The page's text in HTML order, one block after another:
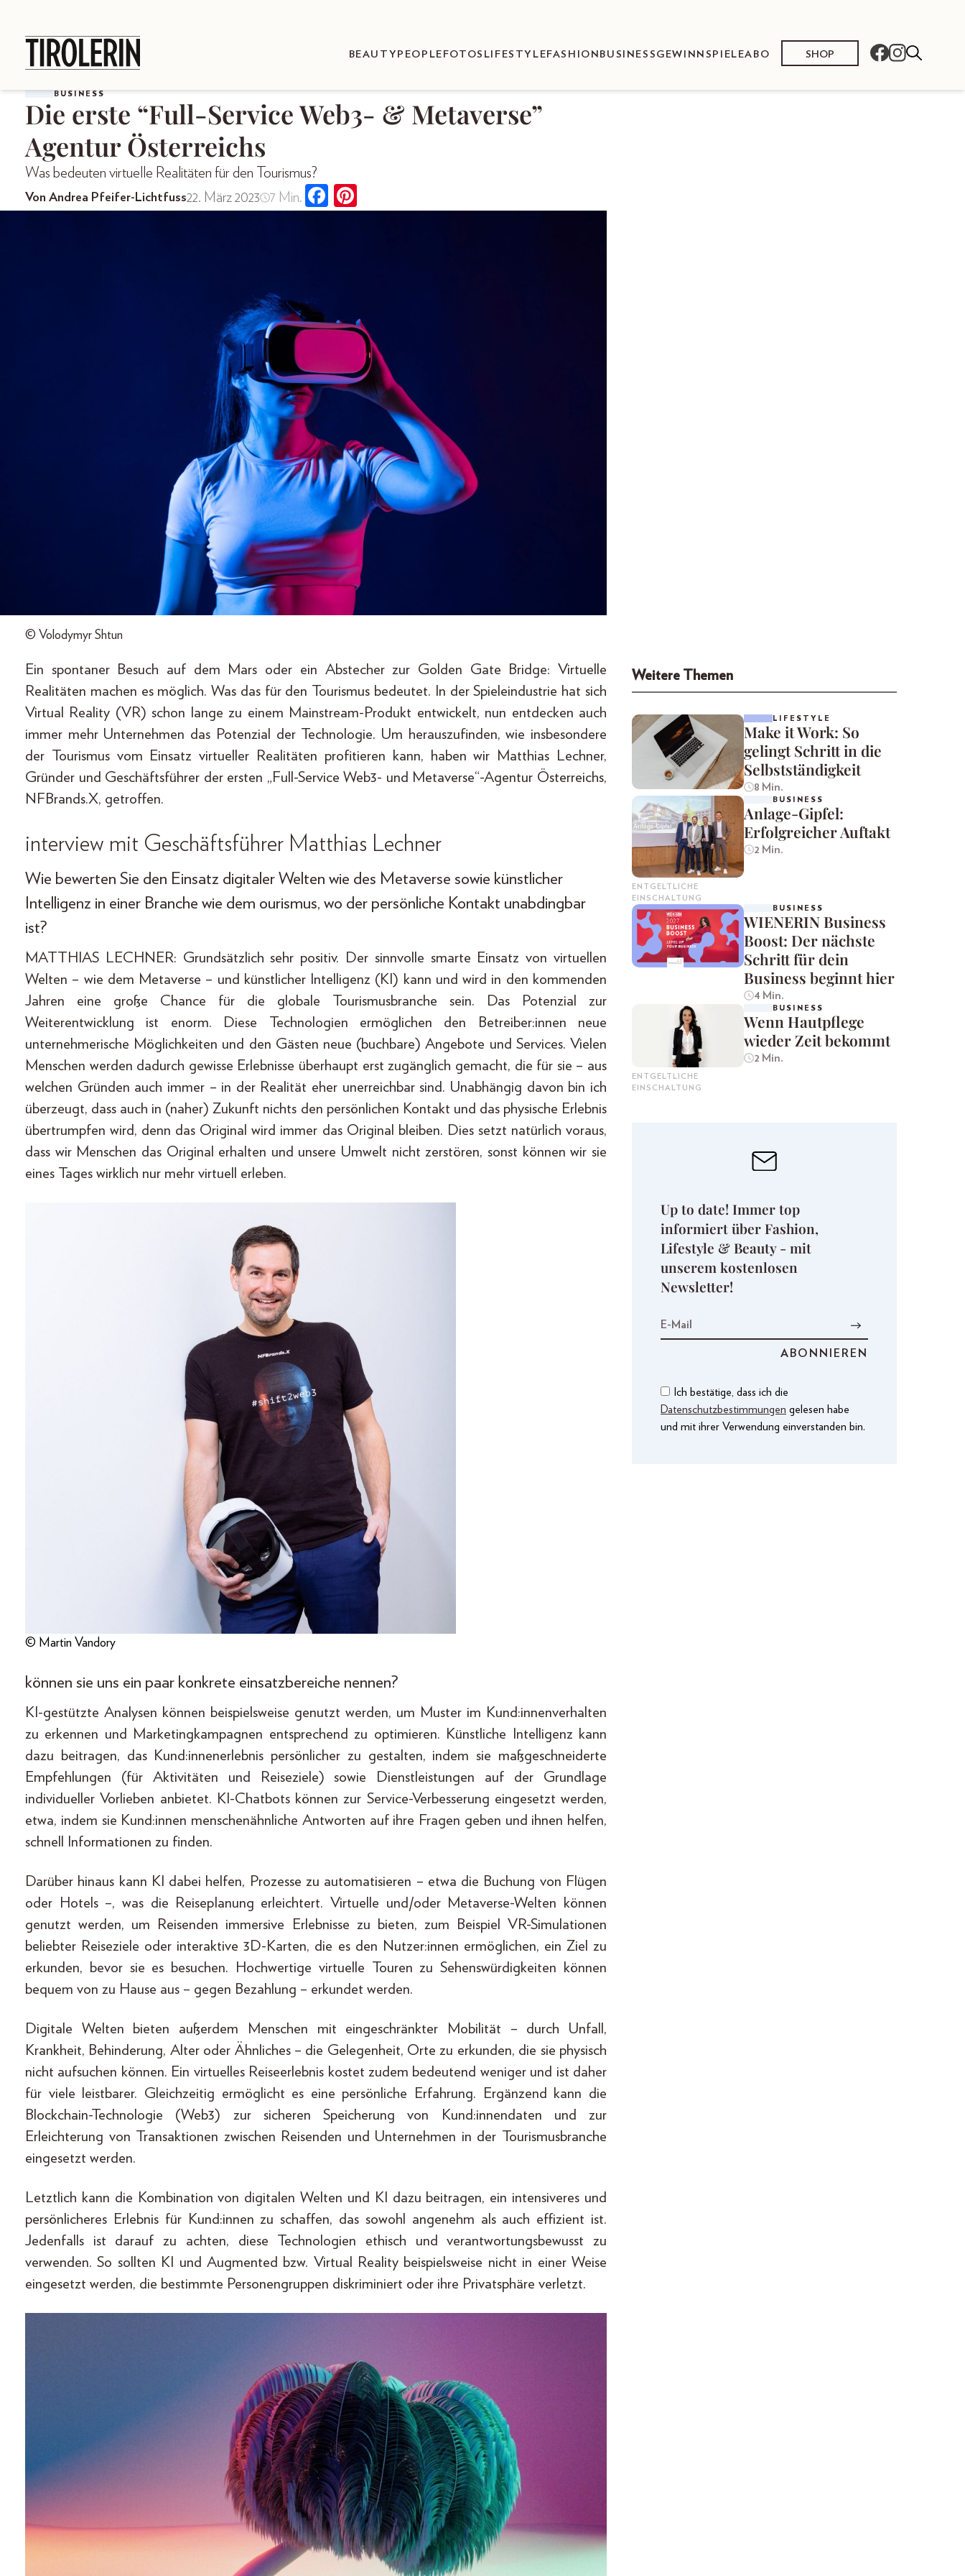
BEAUTY PEOPLE FOTOS LIFESTYLE FASHION BUSINESS GEWINNSPIELEABO SHOP
BUSINESS
Die erste “Full-Service Web3- & Metaverse”
Agentur Österreichs
Was bedeuten virtuelle Realitäten für den Tourismus?
Von Andrea Pfeifer-Lichtfuss22. März 2023 7 Min.
© Volodymyr Shtun
Ein spontaner Besuch auf dem Mars oder ein Abstecher zur Golden Gate Bridge: Virtuelle
Realitäten machen es möglich. Was das für den Tourismus bedeutet. In der Spieleindustrie hat sich
Virtual Reality (VR) schon lange zu einem Mainstream-Produkt entwickelt, nun entdecken auch
immer mehr Unternehmen das Potenzial der Technologie. Um herauszufinden, wie insbesondere
der Tourismus vom Einsatz virtueller Realitäten profitieren kann, haben wir Matthias Lechner,
Gründer und Geschäftsführer der ersten „Full-Service Web3- und Metaverse“-Agentur Österreichs,
NFBrands.X, getroffen.
interview mit Geschäftsführer Matthias Lechner
Wie bewerten Sie den Einsatz digitaler Welten wie des Metaverse sowie künstlicher
Intelligenz in einer Branche wie dem ourismus, wo der persönliche Kontakt unabdingbar
ist?
MATTHIAS LECHNER: Grundsätzlich sehr positiv. Der sinnvolle smarte Einsatz von virtuellen
Welten – wie dem Metaverse – und künstlicher Intelligenz (KI) kann und wird in den kommenden
Jahren eine große Chance für die globale Tourismusbranche sein. Das Potenzial zur
Weiterentwicklung ist enorm. Diese Technologien ermöglichen den Betreiber:innen neue
unternehmerische Möglichkeiten und den Gästen neue (buchbare) Angebote und Services. Vielen
Menschen werden dadurch gewisse Erlebnisse überhaupt erst zugänglich gemacht, die für sie – aus
welchen Gründen auch immer – in der Realität eher unerreichbar sind. Unabhängig davon bin ich
überzeugt, dass auch in (naher) Zukunft nichts den persönlichen Kontakt und das physische Erlebnis
übertrumpfen wird, denn das Original wird immer das Original bleiben. Dies setzt natürlich voraus,
dass wir Menschen das Original erhalten und unsere Umwelt nicht zerstören, sonst können wir sie
eines Tages wirklich nur mehr virtuell erleben.
© Martin Vandory
können sie uns ein paar konkrete einsatzbereiche nennen?
KI-gestützte Analysen können beispielsweise genutzt werden, um Muster im Kund:innenverhalten
zu erkennen und Marketingkampagnen entsprechend zu optimieren. Künstliche Intelligenz kann
dazu beitragen, das Kund:innenerlebnis persönlicher zu gestalten, indem sie maßgeschneiderte
Empfehlungen (für Aktivitäten und Reiseziele) sowie Dienstleistungen auf der Grundlage
individueller Vorlieben anbietet. KI-Chatbots können zur Service-Verbesserung eingesetzt werden,
etwa, indem sie Kund:innen menschenähnliche Antworten auf ihre Fragen geben und ihnen helfen,
schnell Informationen zu finden.
Darüber hinaus kann KI dabei helfen, Prozesse zu automatisieren – etwa die Buchung von Flügen
oder Hotels –, was die Reiseplanung erleichtert. Virtuelle und/oder Metaverse-Welten können
genutzt werden, um Reisenden immersive Erlebnisse zu bieten, zum Beispiel VR-Simulationen
beliebter Reiseziele oder interaktive 3D-Karten, die es den Nutzer:innen ermöglichen, ein Ziel zu
erkunden, bevor sie es besuchen. Hochwertige virtuelle Touren zu Sehenswürdigkeiten können
bequem von zu Hause aus – gegen Bezahlung – erkundet werden.
Digitale Welten bieten außerdem Menschen mit eingeschränkter Mobilität – durch Unfall,
Krankheit, Behinderung, Alter oder Ähnliches – die Gelegenheit, Orte zu erkunden, die sie physisch
nicht aufsuchen können. Ein virtuelles Reiseerlebnis kostet zudem bedeutend weniger und ist daher
für viele leistbarer. Gleichzeitig ermöglicht es eine persönliche Erfahrung. Ergänzend kann die
Blockchain-Technologie (Web3) zur sicheren Speicherung von Kund:innendaten und zur
Erleichterung von Transaktionen zwischen Reisenden und Unternehmen in der Tourismusbranche
eingesetzt werden.
Letztlich kann die Kombination von digitalen Welten und KI dazu beitragen, ein intensiveres und
persönlicheres Erlebnis für Kund:innen zu schaffen, das sowohl angenehm als auch effizient ist.
Jedenfalls ist darauf zu achten, diese Technologien ethisch und verantwortungsbewusst zu
verwenden. So sollten KI und Augmented bzw. Virtual Reality beispielsweise nicht in einer Weise
eingesetzt werden, die bestimmte Personengruppen diskriminiert oder ihre Privatsphäre verletzt.
Weitere Themen
LIFESTYLE
Make it Work: So
gelingt Schritt in die
Selbstständigkeit
8 Min.
ENTGELTLICHE
EINSCHALTUNG
BUSINESS
Anlage-Gipfel:
Erfolgreicher Auftakt
2 Min.
BUSINESS
WIENERIN Business
Boost: Der nächste
Schritt für dein
Business beginnt hier
4 Min.
ENTGELTLICHE
EINSCHALTUNG
BUSINESS
Wenn Hautpflege
wieder Zeit bekommt
2 Min.
Up to date! Immer top
informiert über Fashion,
Lifestyle & Beauty - mit
unserem kostenlosen
Newsletter!
Ich bestätige, dass ich die
Datenschutzbestimmungen gelesen habe
und mit ihrer Verwendung einverstanden bin.